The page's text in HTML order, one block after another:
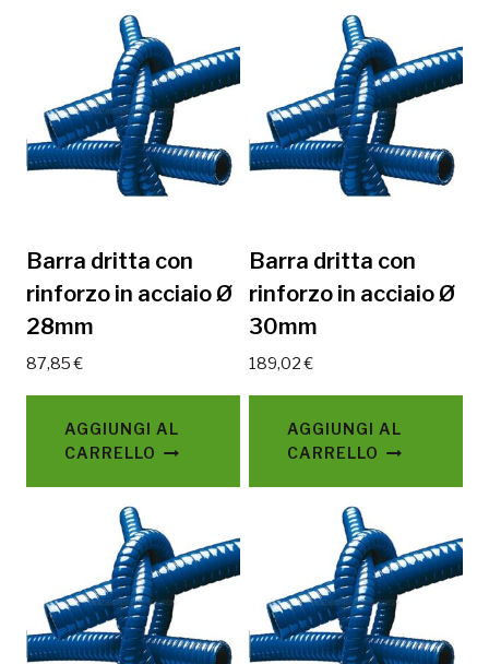
Barra dritta con
rinforzo in acciaio Ø
28mm
87,85€
AGGIUNGI AL
CARRELLO
Barra dritta con
rinforzo in acciaio Ø
30mm
189,02€
AGGIUNGI AL
CARRELLO